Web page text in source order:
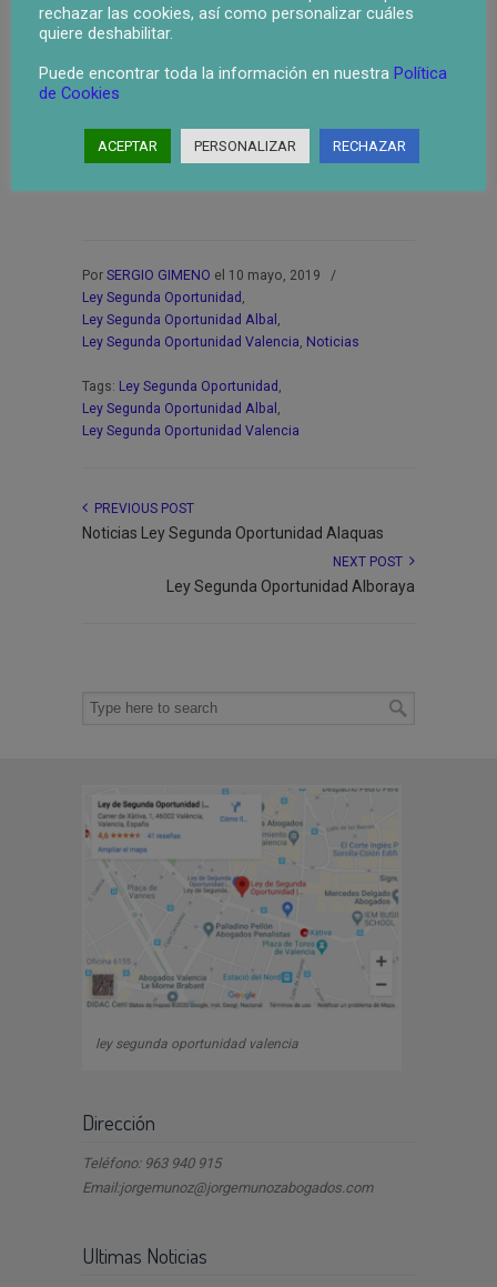
segunda oportunidad a todas aquellas personas
que no están pasando por un buena situación
económica, ya sean autónomos, empresas,
familias u hogares que necesiten de un desahogo
“Deudas” y ayudar a buscar soluciones a través de
la “Ley de Segunda Oportunidad”.
Por SERGIO GIMENO el 10 mayo, 2019
/
Ley Segunda Oportunidad ,
Ley Segunda Oportunidad Albal ,
Ley Segunda Oportunidad Valencia, Noticias
Tags: Ley Segunda Oportunidad ,
Ley Segunda Oportunidad Albal ,
Ley Segunda Oportunidad Valencia
PREVIOUS POST
Noticias Ley Segunda Oportunidad Alaquas
NEXT POST
Ley Segunda Oportunidad Alboraya
ley segunda oportunidad valencia
Dirección
Teléfono: 963 940 915
Email:jorgemunoz@jorgemunozabogados.com
Ultimas Noticias
rechazar las cookies, así como personalizar cuáles
quiere deshabilitar.
Puede encontrar toda la información en nuestra Política
de Cookies
ACEPTAR PERSONALIZAR RECHAZAR